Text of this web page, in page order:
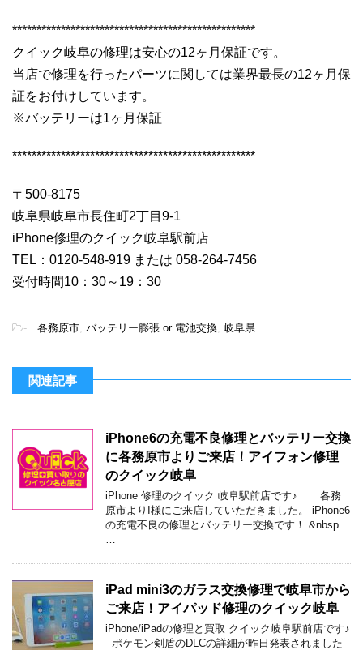
**************************************************
クイック岐阜の修理は安心の12ヶ月保証です。
当店で修理を行ったパーツに関しては業界最長の12ヶ月保
証をお付けしています。
※バッテリーは1ヶ月保証
**************************************************
〒500-8175
岐阜県岐阜市長住町2丁目9-1
iPhone修理のクイック岐阜駅前店
TEL：0120-548-919 または 058-264-7456
受付時間10：30～19：30
- 各務原市 バッテリー膨張 or 電池交換 岐阜県
関連記事
iPhone6の充電不良修理とバッテリー交換
に各務原市よりご来店！アイフォン修理
のクイック岐阜
iPhone 修理のクイック 岐阜駅前店です♪ 各務
原市よりI様にご来店していただきました。 iPhone6
の充電不良の修理とバッテリー交換です！ &nbsp
iPad mini3のガラス交換修理で岐阜市から
ご来店！アイパッド修理のクイック岐阜
iPhone/iPadの修理と買取 クイック岐阜駅前店です♪
ポケモン剣盾のDLCの詳細が昨日発表されました